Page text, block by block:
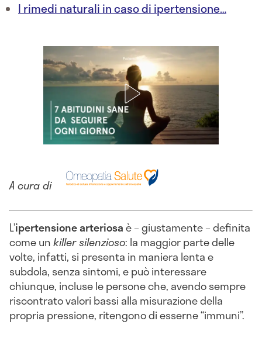
I rimedi naturali in caso di ipertensione…
A cura di
L’ipertensione arteriosaè – giustamente – definita
come unkiller silenzioso: la maggior parte delle
volte, infatti, si presenta in maniera lenta e
subdola, senza sintomi, e può interessare
chiunque, incluse le persone che, avendo sempre
riscontrato valori bassi alla misurazione della
propria pressione, ritengono di esserne “immuni”.